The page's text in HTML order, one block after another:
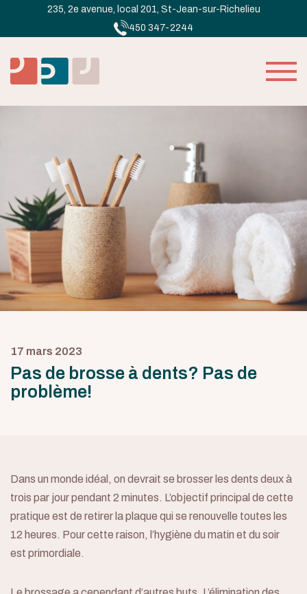
235, 2e avenue, local 201, St-Jean-sur-Richelieu
450 347-2244
17 mars 2023
Pas de brosse à dents? Pas de
problème!
Dans un monde idéal, on devrait se brosser les dents deux à
trois par jour pendant 2 minutes. L’objectif principal de cette
pratique est de retirer la plaque qui se renouvelle toutes les
12 heures. Pour cette raison, l’hygiène du matin et du soir
est primordiale.